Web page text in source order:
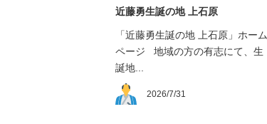
近藤勇生誕の地 上石原
「近藤勇生誕の地 上石原」ホーム
ページ 地域の方の有志にて、生
誕地...
2026/7/31